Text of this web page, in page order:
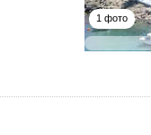
1 фото